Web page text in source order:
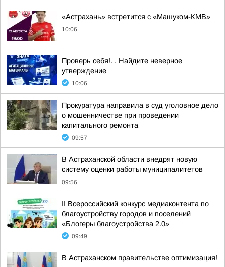
«Астрахань» встретится с «Машуком-КМВ»
10:06
Проверь себя!. . Найдите неверное
утверждение
10:06
Прокуратура направила в суд уголовное дело
о мошенничестве при проведении
капитального ремонта
09:57
В Астраханской области внедрят новую
систему оценки работы муниципалитетов
09:56
II Всероссийский конкурс медиаконтента по
благоустройству городов и поселений
«Блогеры благоустройства 2.0»
09:49
В Астраханском правительстве оптимизация!